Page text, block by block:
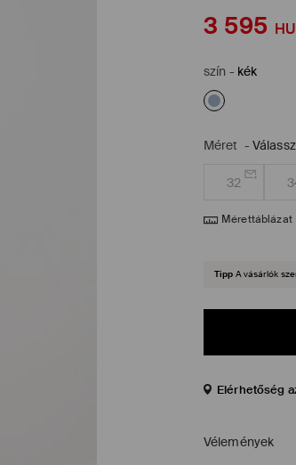
3 595
szín - kék
Méret -
32
Mérettáblázat
Tipp A vásárlók
Elérhetőség
Vélemények